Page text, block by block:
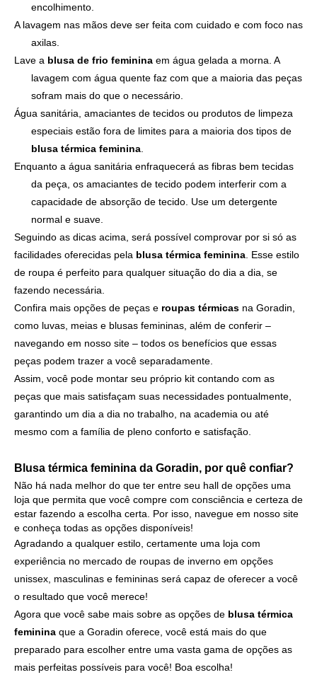
encolhimento.
A lavagem nas mãos deve ser feita com cuidado e com foco nas
axilas.
Lave a blusa de frio feminina em água gelada a morna. A
lavagem com água quente faz com que a maioria das peças
sofram mais do que o necessário.
Água sanitária, amaciantes de tecidos ou produtos de limpeza
especiais estão fora de limites para a maioria dos tipos de
blusa térmica feminina
Enquanto a água sanitária enfraquecerá as fibras bem tecidas
da peça, os amaciantes de tecido podem interferir com a
capacidade de absorção de tecido. Use um detergente
normal e suave.
Seguindo as dicas acima, será possível comprovar por si só as
facilidades oferecidas pela blusa térmica feminina . Esse estilo
de roupa é perfeito para qualquer situação do dia a dia, se
fazendo necessária.
Confira mais opções de peças e roupas térmicas na Goradin,
como luvas, meias e blusas femininas, além de conferir –
navegando em nosso site – todos os benefícios que essas
peças podem trazer a você separadamente.
Assim, você pode montar seu próprio kit contando com as
peças que mais satisfaçam suas necessidades pontualmente,
garantindo um dia a dia no trabalho, na academia ou até
mesmo com a família de pleno conforto e satisfação.
Blusa térmica feminina da Goradin, por quê confiar?
Não há nada melhor do que ter entre seu hall de opções uma
loja que permita que você compre com consciência e certeza de
estar fazendo a escolha certa. Por isso, navegue em nosso site
e conheça todas as opções disponíveis!
Agradando a qualquer estilo, certamente uma loja com
experiência no mercado de roupas de inverno em opções
unissex, masculinas e femininas será capaz de oferecer a você
o resultado que você merece!
Agora que você sabe mais sobre as opções de blusa térmica
feminina que a Goradin oferece, você está mais do que
preparado para escolher entre uma vasta gama de opções as
mais perfeitas possíveis para você! Boa escolha!